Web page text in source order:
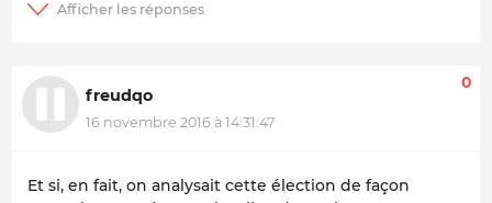
freudqo
16 novembre 2016 à 14:31:47
0
Et si, en fait, on analysait cette élection de façon